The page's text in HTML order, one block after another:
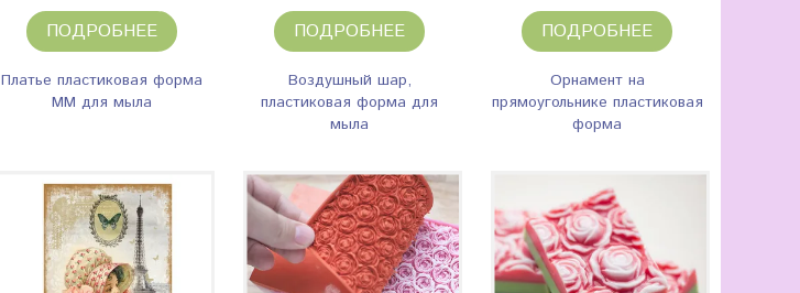
ПОДРОБНЕЕ
Платье пластиковая форма
ММ для мыла
ПОДРОБНЕЕ
Воздушный шар,
пластиковая форма для
мыла
ПОДРОБНЕЕ
Орнамент на
прямоугольнике пластиковая
форма